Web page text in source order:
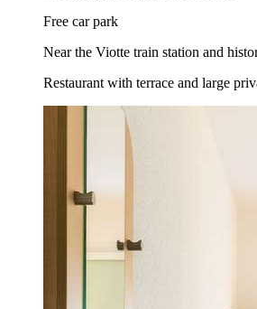
Free car park
Near the Viotte train station and
Restaurant with terrace and large